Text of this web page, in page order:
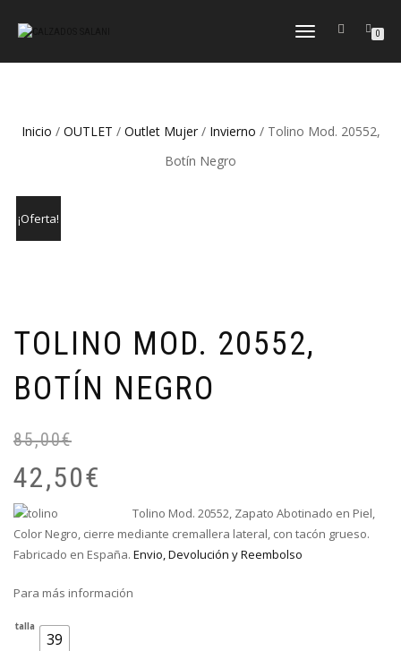
CAMBIAR
0
Inicio / OUTLET / Outlet Mujer/ Invierno / Tolino Mod. 20552,
Botín Negro
¡Oferta!
TOLINO MOD. 20552,
BOTÍN NEGRO
85,00€
42,50€
Tolino Mod. 20552, Zapato Abotinado en Piel,
Color Negro, cierre mediante cremallera lateral, con tacón grueso.
Fabricado en España. Envio, Devolución y Reembolso
Para más información
talla
39